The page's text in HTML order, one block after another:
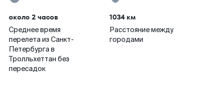
около 2 часов
Среднее время
перелета из Санкт-
Петербурга в
Тролльхеттан без
пересадок
1034 км
Расстояние между
городами